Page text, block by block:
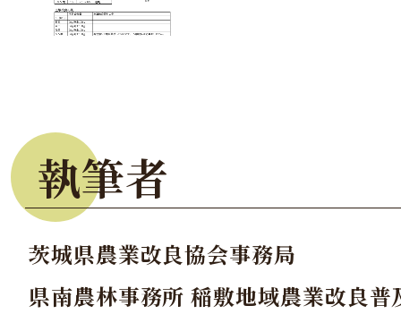
執筆者
茨城県農業改良協会事務局
県南農林事務所 稲敷地域農業改良普